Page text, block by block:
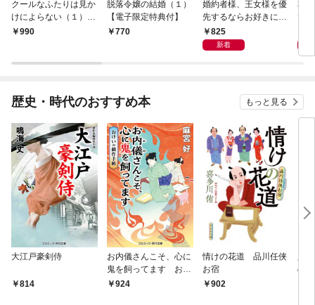
クールなふたりは見か
けによらない（１）
【電子限定特典付】
990
脱落令嬢の結婚（１）
【電子限定特典付】
770
婚約者様、王女様を優
先するならお好きにど
うぞ（※ただし、私も
王子様を優先します
825
新着
私
で
で
歴史・時代のおすすめ本 もっと見る
大江戸豪剣侍
814
お内儀さんこそ、心に
鬼を飼ってます おけ
いの戯作手帖
924
情けの花道 品川任侠
お宿
902
の